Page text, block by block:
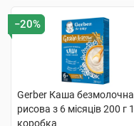
−20%
Gerber Каша безмолочна
рисова з 6 місяців 200 г 1
коробка